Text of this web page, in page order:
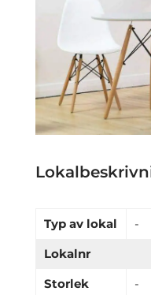
Typ av lokal
-
Lokalnr
Storlek
-